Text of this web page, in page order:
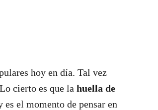
hoy en día. Tal vez
cierto es que la huella de
el momento de pensar en